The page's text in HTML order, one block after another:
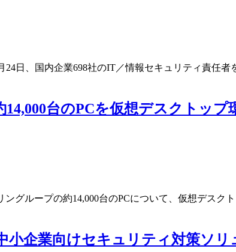
日、国内企業698社のIT／情報セキュリティ責任
台のPCを仮想デスクトップ
グループの約14,000台のPCについて、仮想デスク
小企業向けセキュリティ対策ソ